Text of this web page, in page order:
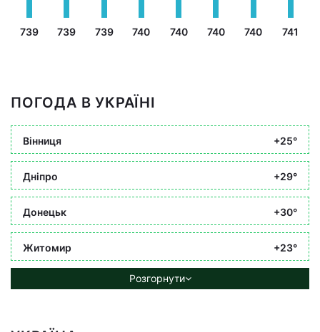
739 739 739 740 740 740 740 741
ПОГОДА В УКРАЇНІ
Вінниця +25°
Дніпро +29°
Донецьк +30°
Житомир +23°
Розгорнути